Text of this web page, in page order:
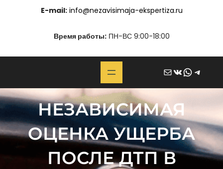
E-mail: info@nezavisimaja-ekspertiza.ru
Время работы:ПН-ВС 9:00-18:00
Почта ВКонтакте WhatsApp Telegram
НЕЗАВИСИМАЯ
ОЦЕНКА УЩЕРБА
ПОСЛЕ ДТП В